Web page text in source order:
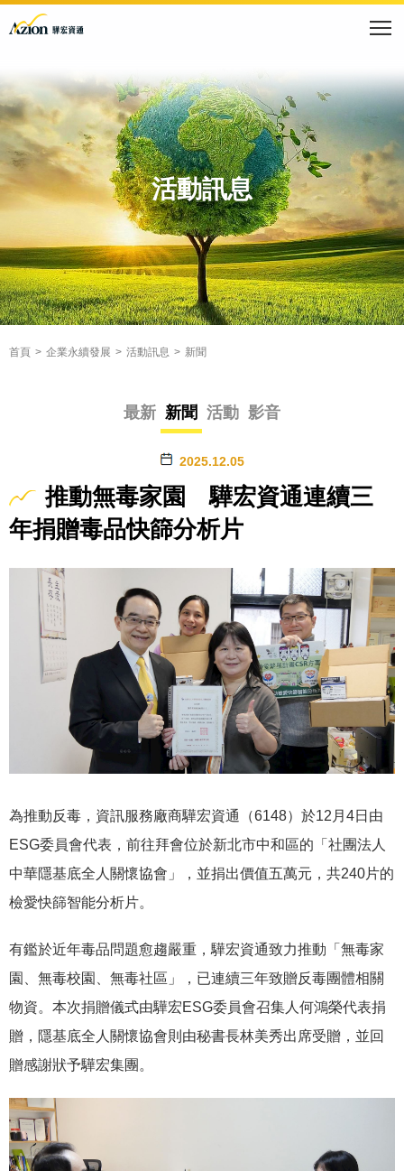
活動訊息
首頁 企業永續發展 活動訊息 新聞
最新 新聞 活動 影音
2025.12.05
推動無毒家園 驊宏資通連續三
年捐贈毒品快篩分析片
為推動反毒，資訊服務廠商驊宏資通（6148）於12月4日由
ESG委員會代表，前往拜會位於新北市中和區的「社團法人
中華隱基底全人關懷協會」，並捐出價值五萬元，共240片的
檢愛快篩智能分析片。
有鑑於近年毒品問題愈趨嚴重，驊宏資通致力推動「無毒家
園、無毒校園、無毒社區」，已連續三年致贈反毒團體相關
物資。本次捐贈儀式由驊宏ESG委員會召集人何鴻榮代表捐
贈，隱基底全人關懷協會則由秘書長林美秀出席受贈，並回
贈感謝狀予驊宏集團。